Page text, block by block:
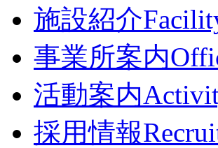
施設紹介
事業所案内
活動案内
採用情報